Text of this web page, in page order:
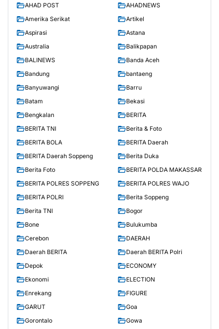
AHAD POST
AHADNEWS
Amerika Serikat
Artikel
Aspirasi
Astana
Australia
Balikpapan
BALINEWS
Banda Aceh
Bandung
bantaeng
Banyuwangi
Barru
Batam
Bekasi
Bengkalan
BERITA
BERITA TNI
Berita & Foto
BERITA BOLA
BERITA Daerah
BERITA Daerah Soppeng
Berita Duka
Berita Foto
BERITA POLDA MAKASSAR
BERITA POLRES SOPPENG
BERITA POLRES WAJO
BERITA POLRI
Berita Soppeng
Berita TNI
Bogor
Bone
Bulukumba
Cerebon
DAERAH
Daerah BERITA
Daerah BERITA Polri
Depok
ECONOMY
Ekonomi
ELECTION
Enrekang
FIGURE
GARUT
Goa
Gorontalo
Gowa